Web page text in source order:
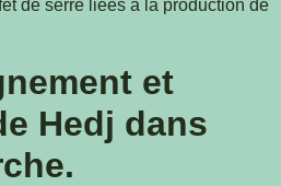
de serre liées à la production de
et
Hedj dans